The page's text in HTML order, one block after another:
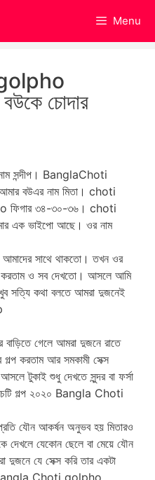
Menu
চোদার
সন্দীপ। BanglaChoti
বউএর নাম মিতা। choti
৩৪-৩০-৩৬। choti
এক ভাইপো আছে। ওর নাম
সাথে থাকতো। তখন ওর
ও সব দেখতো। আসলে আমি
সত্যি কথা বলতে আমরা দুজনেই
গেলে আমরা দুজনে রাতে
করতাম আর সমকামী সেক্স
টুকাই শুধু দেখতে সুন্দর বা ফর্সা
চটি গল্প ২০২০ Bangla Choti
যৌন আকর্ষন অনুভব হয় মিতারও
দেখলে যেকোন ছেলে বা মেয়ে যৌন
যে সেক্স করি তার একটা